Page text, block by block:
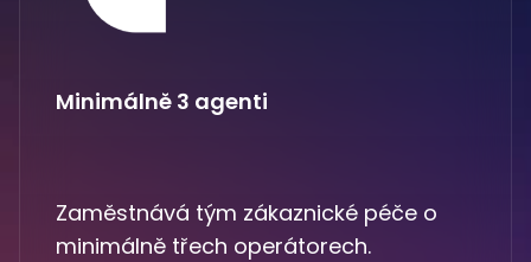
Minimálně 3 agenti
Zaměstnává tým zákaznické péče o
minimálně třech operátorech.